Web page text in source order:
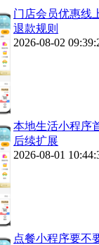
门店会员优惠线
退款规则
2026-08-02
本地生活小程序
后续扩展
2026-08-01
点餐小程序要不